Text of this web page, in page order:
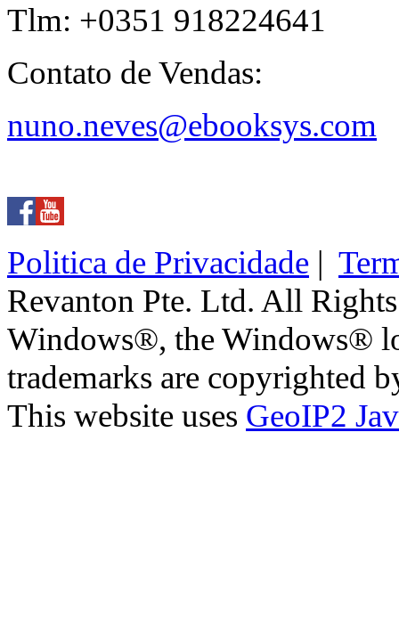
Tlm: +0351 918224641
Contato de Vendas:
nuno.neves@ebooksys.com
Politica de Privacidade |
Revanton Pte. Ltd. All
Windows®, the Windows®
trademarks are copyrighted
This website uses GeoIP2